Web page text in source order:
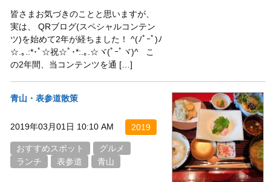
皆さまお気づきのことと思いますが、
実は、 QRブログ(スペシャルコンテン
ツ)を始めて2年が経ちました！ ^(ﾉﾟｰﾟ)ﾉ
☆.｡.:*･ﾟ☆祝☆ﾟ･*:.｡.☆ヾ(ﾟｰﾟヾ)^ こ
の2年間、当コンテンツを通 […]
青山・表参道散策
2019年03月01日 10:10 AM 2019
おすすめスポット
グルメ
ランチ
表参道 青山